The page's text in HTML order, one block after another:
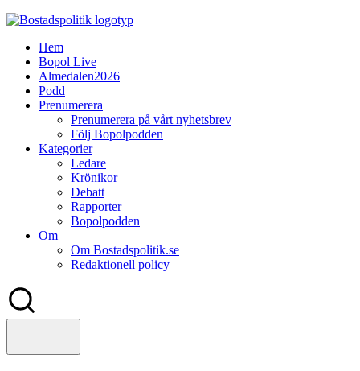
Hem
Bopol Live
Almedalen2026
Podd
Prenumerera
Prenumerera på vårt nyhetsbrev
Följ Bopolpodden
Kategorier
Ledare
Krönikor
Debatt
Rapporter
Bopolpodden
Om
Om Bostadspolitik.se
Redaktionell policy